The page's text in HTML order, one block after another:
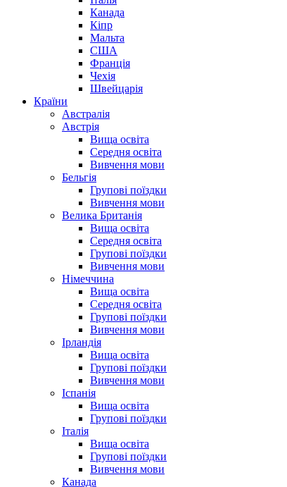
Канада
Кіпр
Мальта
США
Франція
Чехія
Швейцарія
Країни
Австралія
Австрія
Вища освіта
Середня освіта
Вивчення мови
Бельгія
Групові поїздки
Вивчення мови
Велика Британія
Вища освіта
Середня освіта
Групові поїздки
Вивчення мови
Німеччина
Вища освіта
Середня освіта
Групові поїздки
Вивчення мови
Ірландія
Вища освіта
Групові поїздки
Вивчення мови
Іспанія
Вища освіта
Групові поїздки
Італія
Вища освіта
Групові поїздки
Вивчення мови
Канада